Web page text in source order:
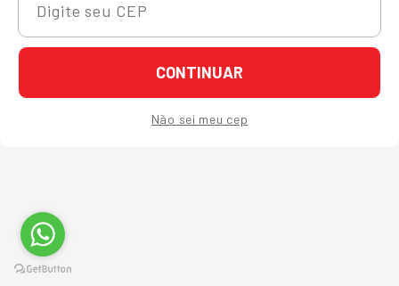
CONTINUAR
Não sei meu cep